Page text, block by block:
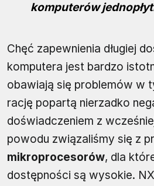
komputerów
Chęć zapewnienia długiej
komputera jest bardzo
obawiają się problemów w
rację popartą nierzadko
doświadczeniem z
powodu związaliśmy się z
mikroprocesorów, dla
dostępności są wysokie.